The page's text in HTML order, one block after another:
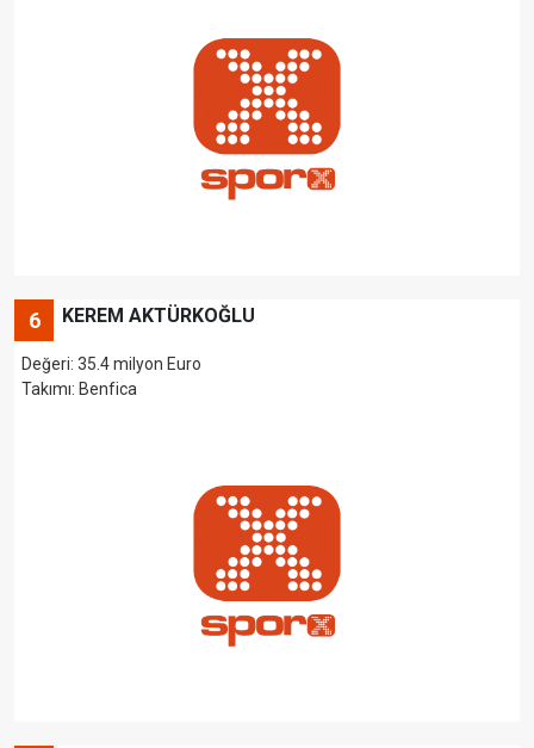
6 KEREM AKTÜRKOĞLU
Değeri: 35.4 milyon Euro
Takımı: Benfica